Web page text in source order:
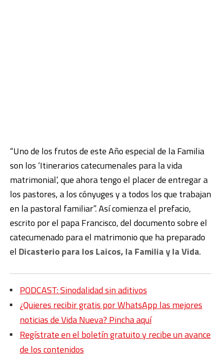
“Uno de los frutos de este Año especial de la Familia
son los ‘Itinerarios catecumenales para la vida
matrimonial’, que ahora tengo el placer de entregar a
los pastores, a los cónyuges y a todos los que trabajan
en la pastoral familiar”. Así comienza el prefacio,
escrito por el papa Francisco, del documento sobre el
catecumenado para el matrimonio que ha preparado
el Dicasterio para los Laicos, la Familia y la Vida.
PODCAST: Sinodalidad sin aditivos
¿Quieres recibir gratis por WhatsApp las mejores
noticias de Vida Nueva? Pincha aquí
Regístrate en el boletín gratuito y recibe un avance
de los contenidos